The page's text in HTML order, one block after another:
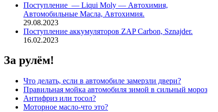
Поступление — Liqui Moly — Автохимия,
Автомобильные Масла, Автохимия.
29.08.2023
Поступление аккумуляторов ZAP Carbon, Sznajder.
16.02.2023
За рулём!
Что делать, если в автомобиле замерзли двери?
Правильная мойка автомобиля зимой в сильный мороз
Антифриз или тосол?
Моторное масло-что это?